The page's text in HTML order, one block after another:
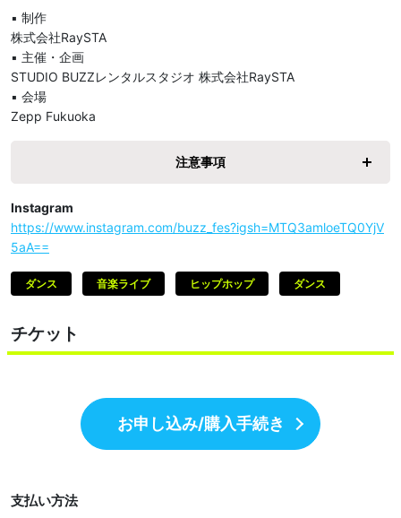
▪︎ 制作
株式会社RaySTA
▪︎ 主催・企画
STUDIO BUZZレンタルスタジオ 株式会社RaySTA
▪︎ 会場
Zepp Fukuoka
注意事項
Instagram
https://www.instagram.com/buzz_fes?igsh=MTQ3amloeTQ0YjV
5aA==
ダンス 音楽ライブ ヒップホップ ダンス
チケット
お申し込み/購入手続き
支払い方法